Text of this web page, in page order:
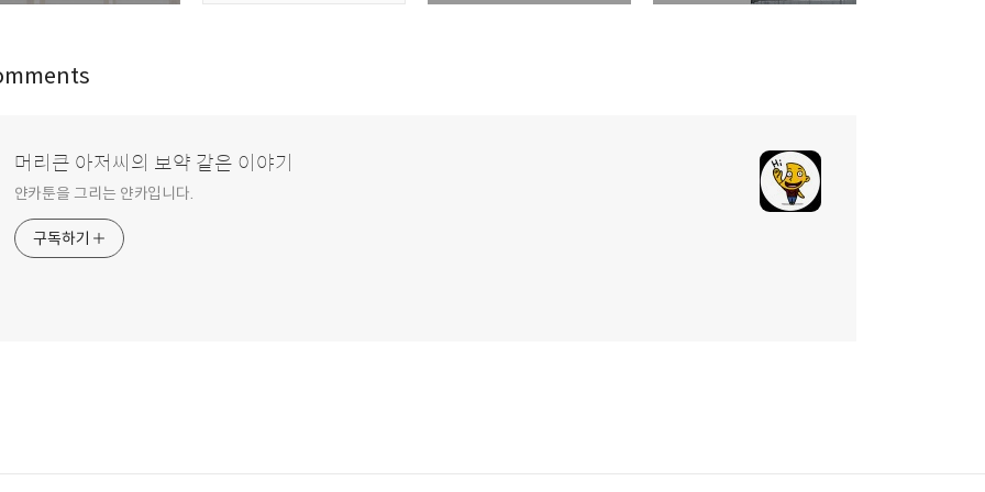
머리큰 아저씨의 보약 같은 이야기
얀카툰을 그리는 얀카입니다.
구독하기